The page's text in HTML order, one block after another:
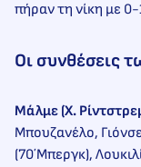
πήραν τη νίκη με
Οι συνθέσεις
Μάλμε (Χ.
Μπουζανέλο,
(70΄Μπεργκ),